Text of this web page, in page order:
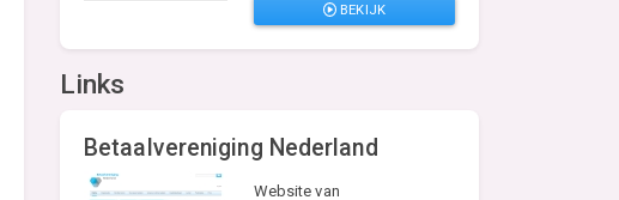
BEKIJK
Links
Betaalvereniging Nederland
Website van